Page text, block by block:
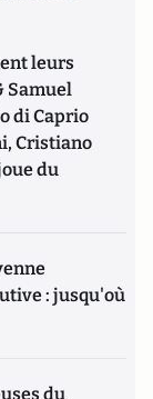
leurs
Samuel
di Caprio
Cristiano
du
: jusqu'où
du